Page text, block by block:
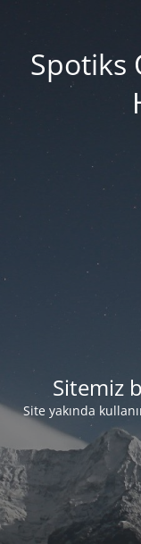
Spotiks
Sitemiz
Site yakında